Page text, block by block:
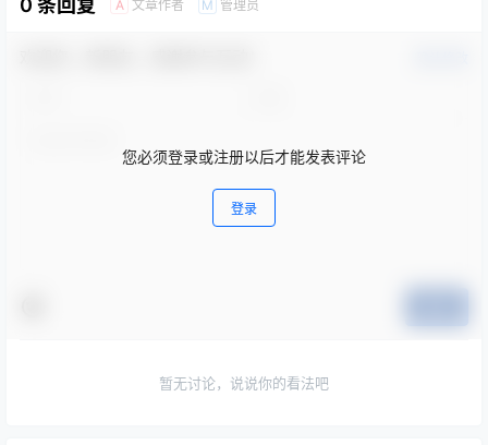
0 条回复 A 文章作者 M 管理员
您必须登录或注册以后才能发表评论
登录
暂无讨论，说说你的看法吧